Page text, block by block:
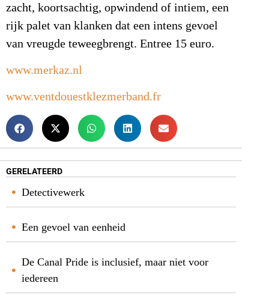
zacht, koortsachtig, opwindend of intiem, een
rijk palet van klanken dat een intens gevoel
van vreugde teweegbrengt. Entree 15 euro.
www.merkaz.nl
www.ventdouestklezmerband.fr
GERELATEERD
Detectivewerk
Een gevoel van eenheid
De Canal Pride is inclusief, maar niet voor
iedereen